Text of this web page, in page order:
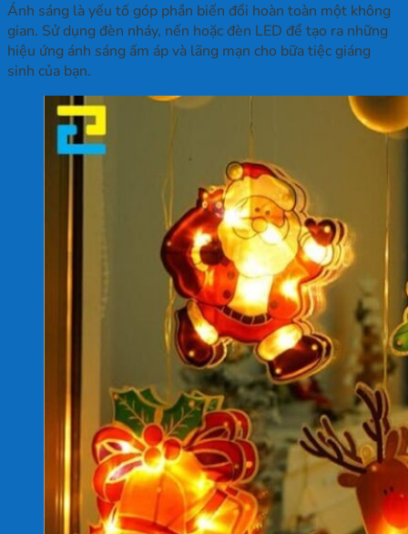
Ánh sáng là yếu tố góp phần biến đổi hoàn toàn một không
gian. Sử dụng đèn nháy, nến hoặc đèn LED để tạo ra những
hiệu ứng ánh sáng ấm áp và lãng mạn cho bữa tiệc giáng
sinh của bạn.